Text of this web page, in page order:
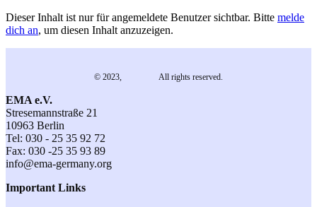
Dieser Inhalt ist nur für angemeldete Benutzer sichtbar. Bitte melde
dich an, um diesen Inhalt anzuzeigen.
© 2023, All rights reserved.
EMA e.V.
Stresemannstraße 21
10963 Berlin
Tel: 030 - 25 35 92 72
Fax: 030 -25 35 93 89
info@ema-germany.org
Important Links